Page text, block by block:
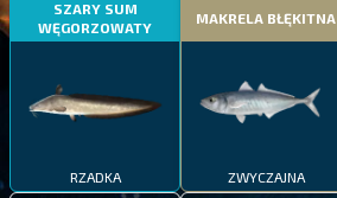
SZARY SUM
WĘGORZOWATY
RZADKA
MAKRELA BŁĘKITNA
ZWYCZAJNA